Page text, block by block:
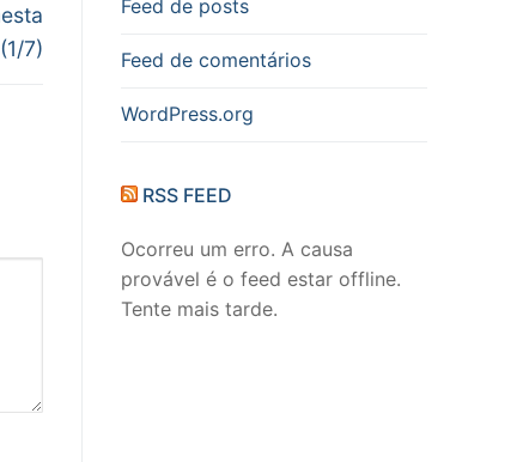
7)
Feed de posts
Feed de comentários
WordPress.org
RSS FEED
Ocorreu um erro. A causa
provável é o feed estar offline.
Tente mais tarde.